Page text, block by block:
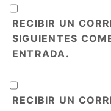
RECIBIR UN
SIGUIENTES
ENTRADA.
RECIBIR UN